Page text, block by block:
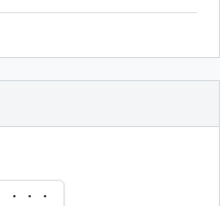
・・・